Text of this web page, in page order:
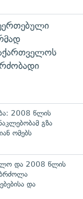
2008 წლის
გზა
ომებს
და 2008 წლის
ბრძოლა
და